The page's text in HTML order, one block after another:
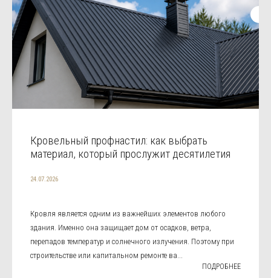
Кровельный профнастил: как выбрать
материал, который прослужит десятилетия
24.07.2026
Кровля является одним из важнейших элементов любого
здания. Именно она защищает дом от осадков, ветра,
перепадов температур и солнечного излучения. Поэтому при
строительстве или капитальном ремонте ва...
ПОДРОБНЕЕ